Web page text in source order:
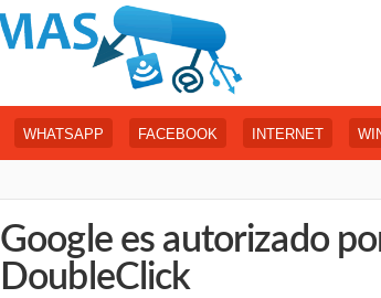
WHATSAPP FACEBOOK INTERNET
Google es autorizado
DoubleClick